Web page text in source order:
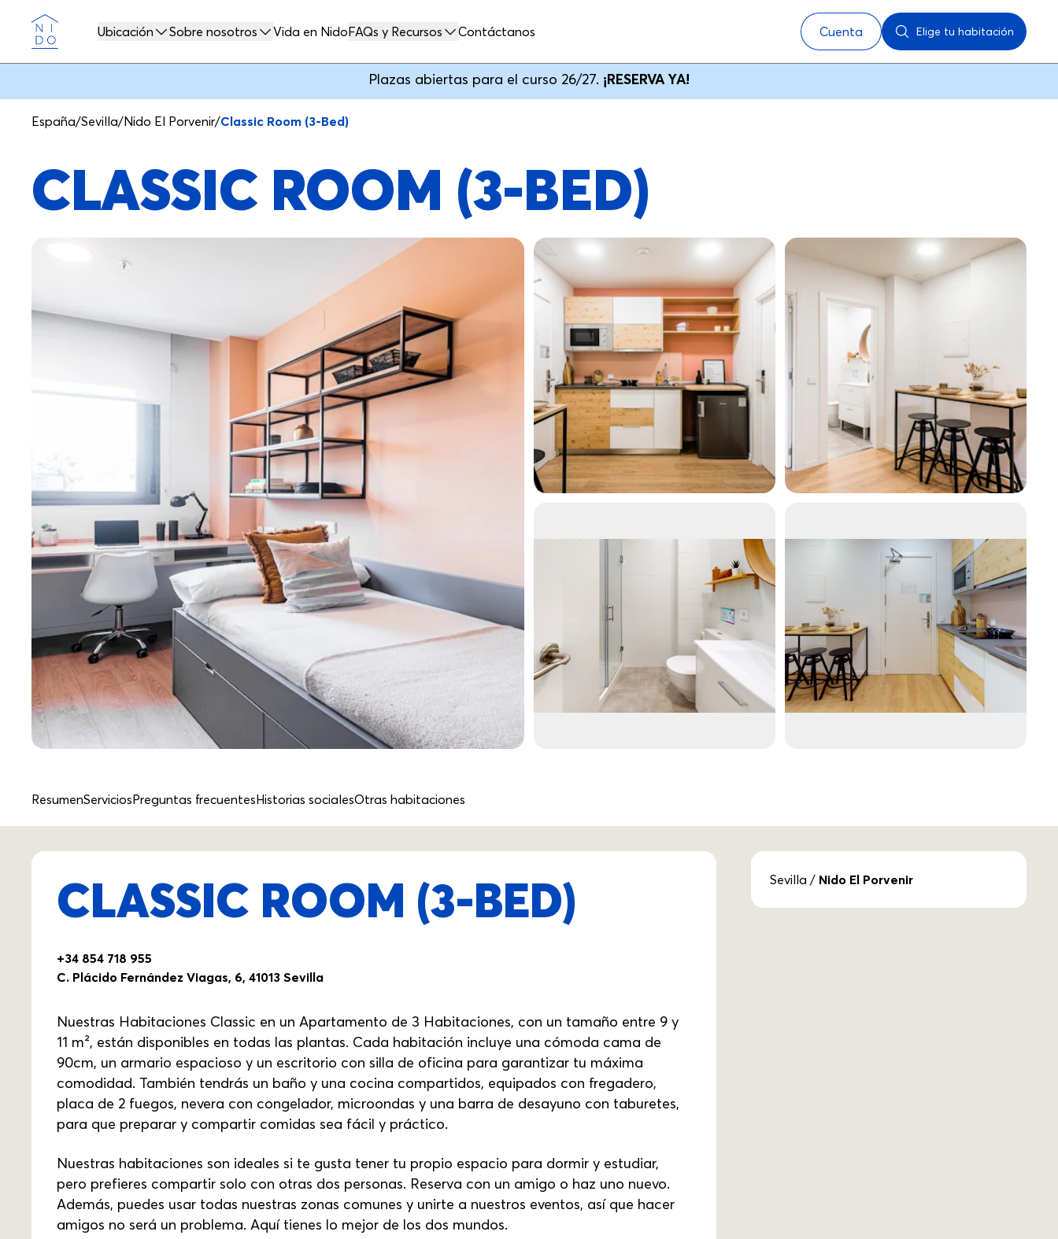
Nido
Ubicación Sobre nosotros Vida en NidoFAQs y Recursos Contáctanos Cuenta Elige tu habitación
Plazas abiertas para el curso 26/27. ¡RESERVA YA!
España/Sevilla/Nido El Porvenir/Classic Room (3-Bed)
CLASSIC ROOM (3-BED)
ResumenServiciosPreguntas frecuentesHistorias socialesOtras habitaciones
CLASSIC ROOM (3-BED)
+34 854 718 955
C. Plácido Fernández Viagas, 6, 41013 Sevilla
Nuestras Habitaciones Classic en un Apartamento de 3 Habitaciones, con un tamaño entre 9 y
11 m², están disponibles en todas las plantas. Cada habitación incluye una cómoda cama de
90cm, un armario espacioso y un escritorio con silla de oficina para garantizar tu máxima
comodidad. También tendrás un baño y una cocina compartidos, equipados con fregadero,
placa de 2 fuegos, nevera con congelador, microondas y una barra de desayuno con taburetes,
para que preparar y compartir comidas sea fácil y práctico.
Nuestras habitaciones son ideales si te gusta tener tu propio espacio para dormir y estudiar,
pero prefieres compartir solo con otras dos personas. Reserva con un amigo o haz uno nuevo.
Además, puedes usar todas nuestras zonas comunes y unirte a nuestros eventos, así que hacer
amigos no será un problema. Aquí tienes lo mejor de los dos mundos.
Sevilla / Nido El Porvenir